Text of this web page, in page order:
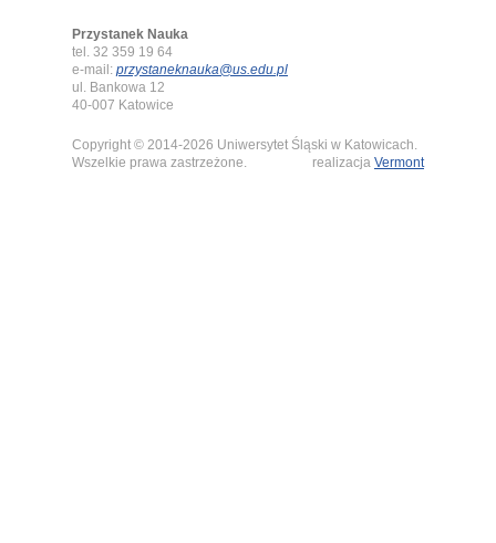
Przystanek Nauka
tel. 32 359 19 64
e-mail: przystaneknauka@us.edu.pl
ul. Bankowa 12
40-007 Katowice
Copyright © 2014-2026 Uniwersytet Śląski w Katowicach.
Wszelkie prawa zastrzeżone.
realizacja Vermont